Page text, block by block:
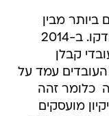
ביותר מבין
עובדי הקבלן בשלושת הענפים שנבדקו. ב-2014
במשרדי הממשלה 4,560 עובדי קבלן
העובדים עמד על
 כלומר זהה
מעובדי הניקיון מועסקים